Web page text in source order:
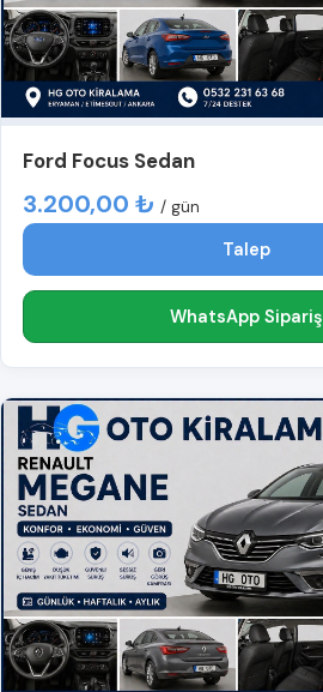
Ford Focus Sedan
3.200,00 ₺ / gün
Talep
WhatsApp Sipariş